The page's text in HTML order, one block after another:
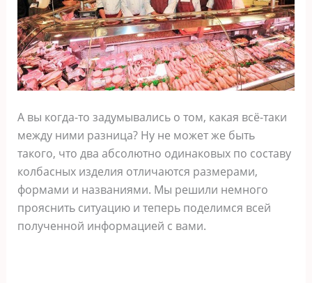
А вы когда-то задумывались о том, какая всё-таки
между ними разница? Ну не может же быть
такого, что два абсолютно одинаковых по составу
колбасных изделия отличаются размерами,
формами и названиями. Мы решили немного
прояснить ситуацию и теперь поделимся всей
полученной информацией с вами.